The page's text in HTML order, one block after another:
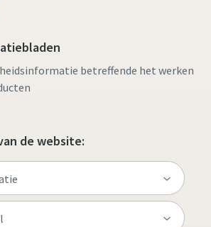
betreffende het werken
de website: